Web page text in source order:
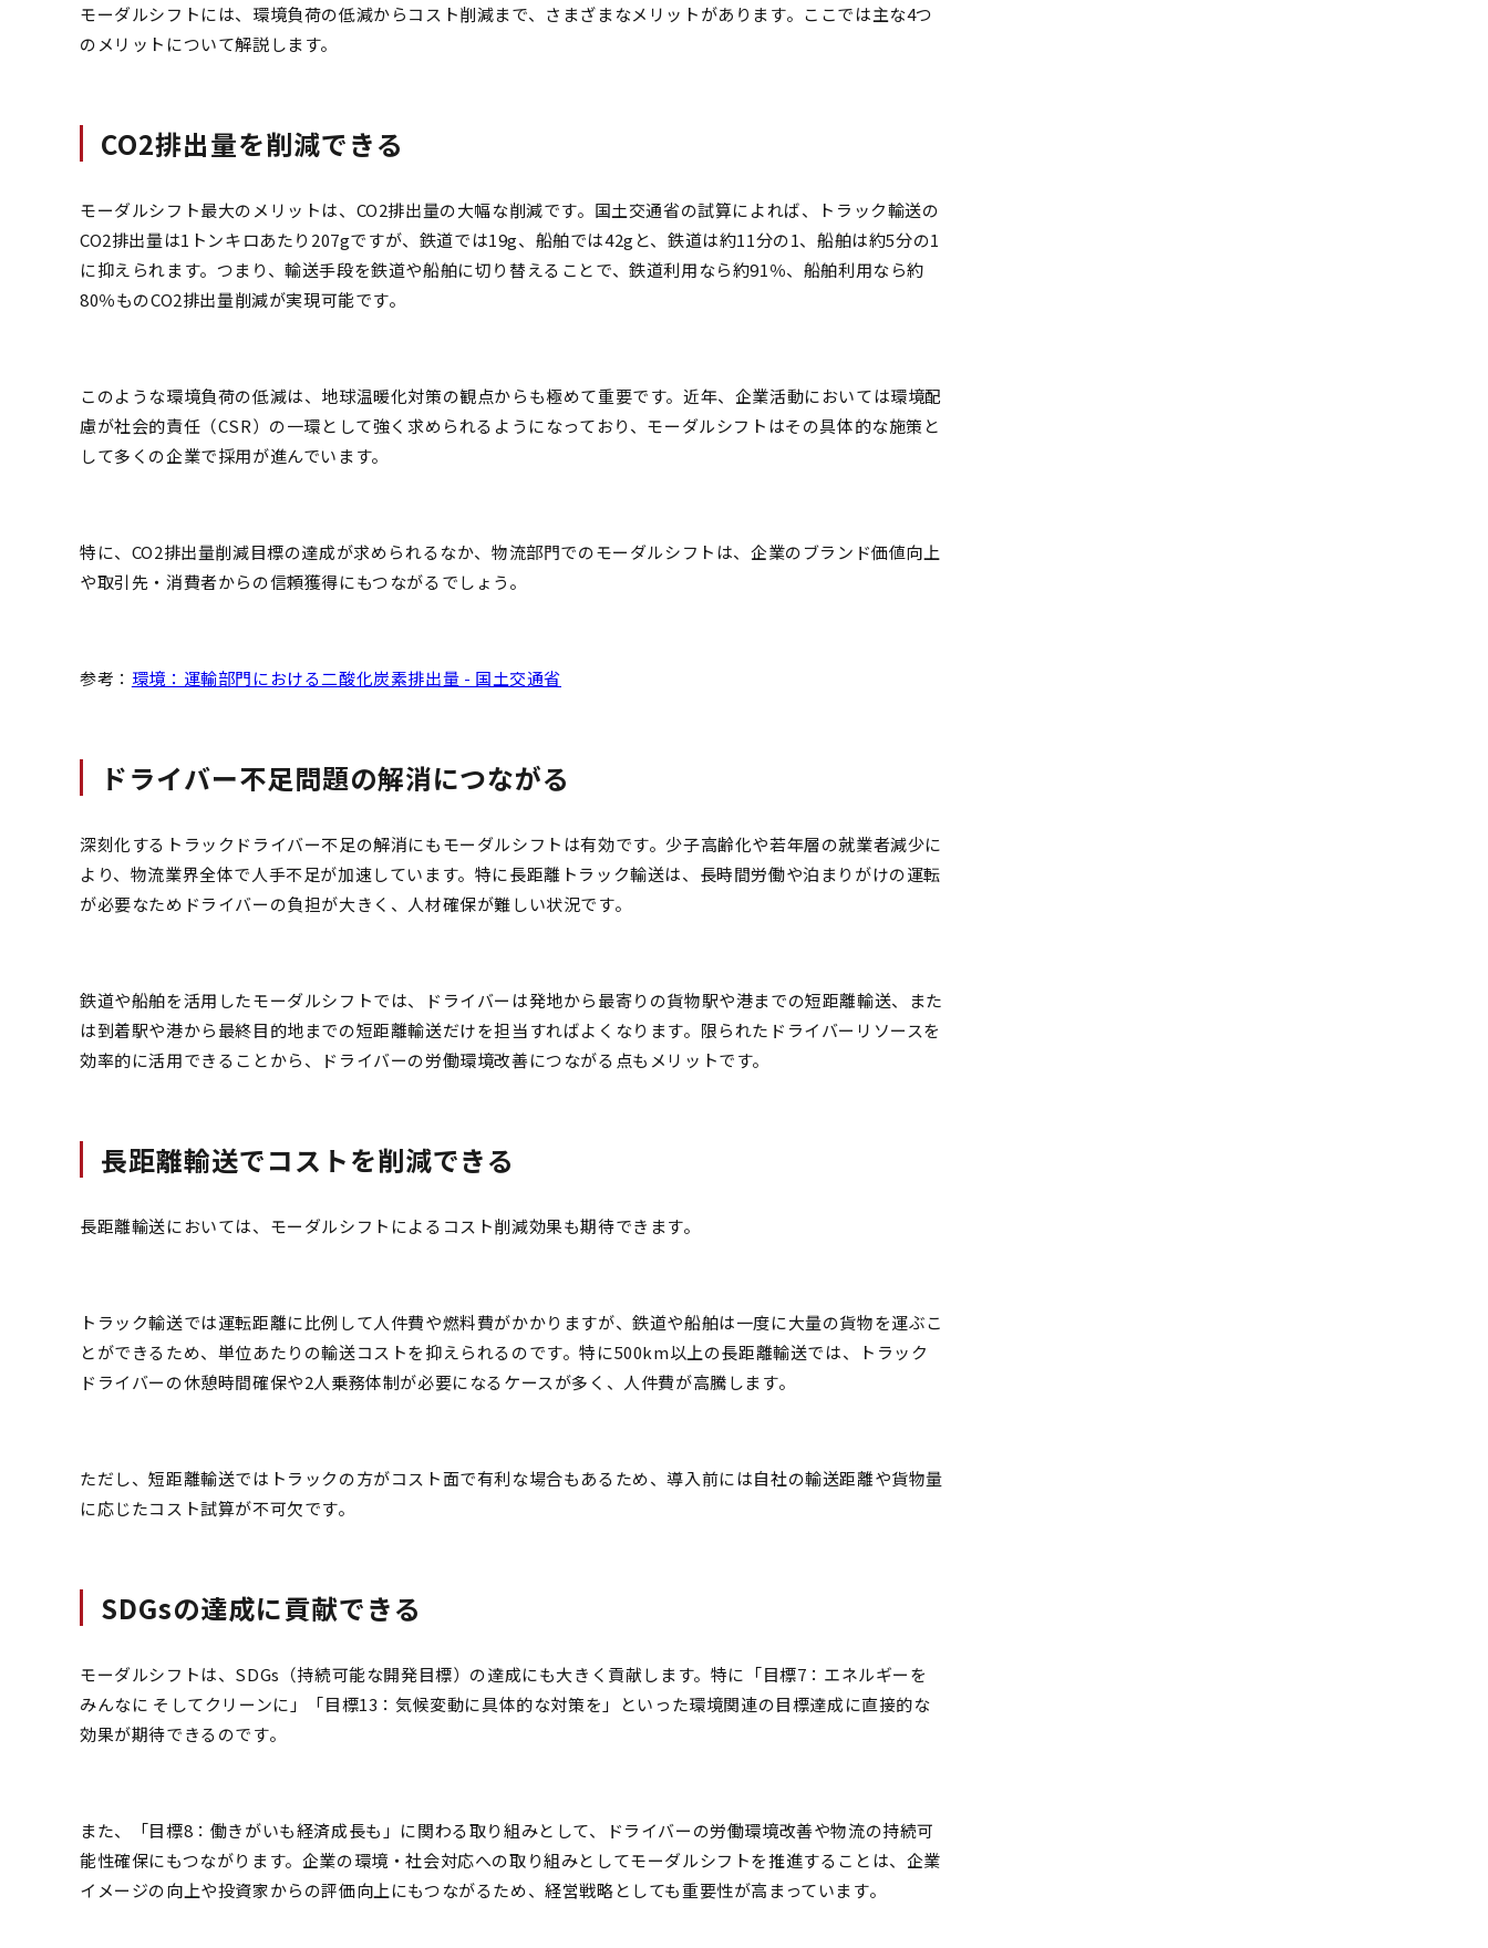
モーダルシフトには、環境負荷の低減からコスト削減まで、さまざまなメリットがあります。ここでは主な4つ
のメリットについて解説します。
CO2排出量を削減できる
モーダルシフト最大のメリットは、CO2排出量の大幅な削減です。国土交通省の試算によれば、トラック輸送の
CO2排出量は1トンキロあたり207gですが、鉄道では19g、船舶では42gと、鉄道は約11分の1、船舶は約5分の1
に抑えられます。つまり、輸送手段を鉄道や船舶に切り替えることで、鉄道利用なら約91％、船舶利用なら約
80％ものCO2排出量削減が実現可能です。
このような環境負荷の低減は、地球温暖化対策の観点からも極めて重要です。近年、企業活動においては環境配
慮が社会的責任（CSR）の一環として強く求められるようになっており、モーダルシフトはその具体的な施策と
して多くの企業で採用が進んでいます。
特に、CO2排出量削減目標の達成が求められるなか、物流部門でのモーダルシフトは、企業のブランド価値向上
や取引先・消費者からの信頼獲得にもつながるでしょう。
参考： 環境：運輸部門における二酸化炭素排出量 - 国土交通省
ドライバー不足問題の解消につながる
深刻化するトラックドライバー不足の解消にもモーダルシフトは有効です。少子高齢化や若年層の就業者減少に
より、物流業界全体で人手不足が加速しています。特に長距離トラック輸送は、長時間労働や泊まりがけの運転
が必要なためドライバーの負担が大きく、人材確保が難しい状況です。
鉄道や船舶を活用したモーダルシフトでは、ドライバーは発地から最寄りの貨物駅や港までの短距離輸送、また
は到着駅や港から最終目的地までの短距離輸送だけを担当すればよくなります。限られたドライバーリソースを
効率的に活用できることから、ドライバーの労働環境改善につながる点もメリットです。
長距離輸送でコストを削減できる
長距離輸送においては、モーダルシフトによるコスト削減効果も期待できます。
トラック輸送では運転距離に比例して人件費や燃料費がかかりますが、鉄道や船舶は一度に大量の貨物を運ぶこ
とができるため、単位あたりの輸送コストを抑えられるのです。特に500km以上の長距離輸送では、トラック
ドライバーの休憩時間確保や2人乗務体制が必要になるケースが多く、人件費が高騰します。
ただし、短距離輸送ではトラックの方がコスト面で有利な場合もあるため、導入前には自社の輸送距離や貨物量
に応じたコスト試算が不可欠です。
SDGsの達成に貢献できる
モーダルシフトは、SDGs（持続可能な開発目標）の達成にも大きく貢献します。特に「目標7：エネルギーを
みんなに そしてクリーンに」「目標13：気候変動に具体的な対策を」といった環境関連の目標達成に直接的な
効果が期待できるのです。
また、「目標8：働きがいも経済成長も」に関わる取り組みとして、ドライバーの労働環境改善や物流の持続可
能性確保にもつながります。企業の環境・社会対応への取り組みとしてモーダルシフトを推進することは、企業
イメージの向上や投資家からの評価向上にもつながるため、経営戦略としても重要性が高まっています。